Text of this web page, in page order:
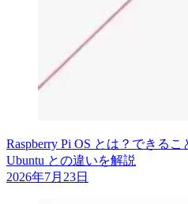
Raspberry Pi OS とは？できる
Ubuntu との違いを解説
2026年7月23日